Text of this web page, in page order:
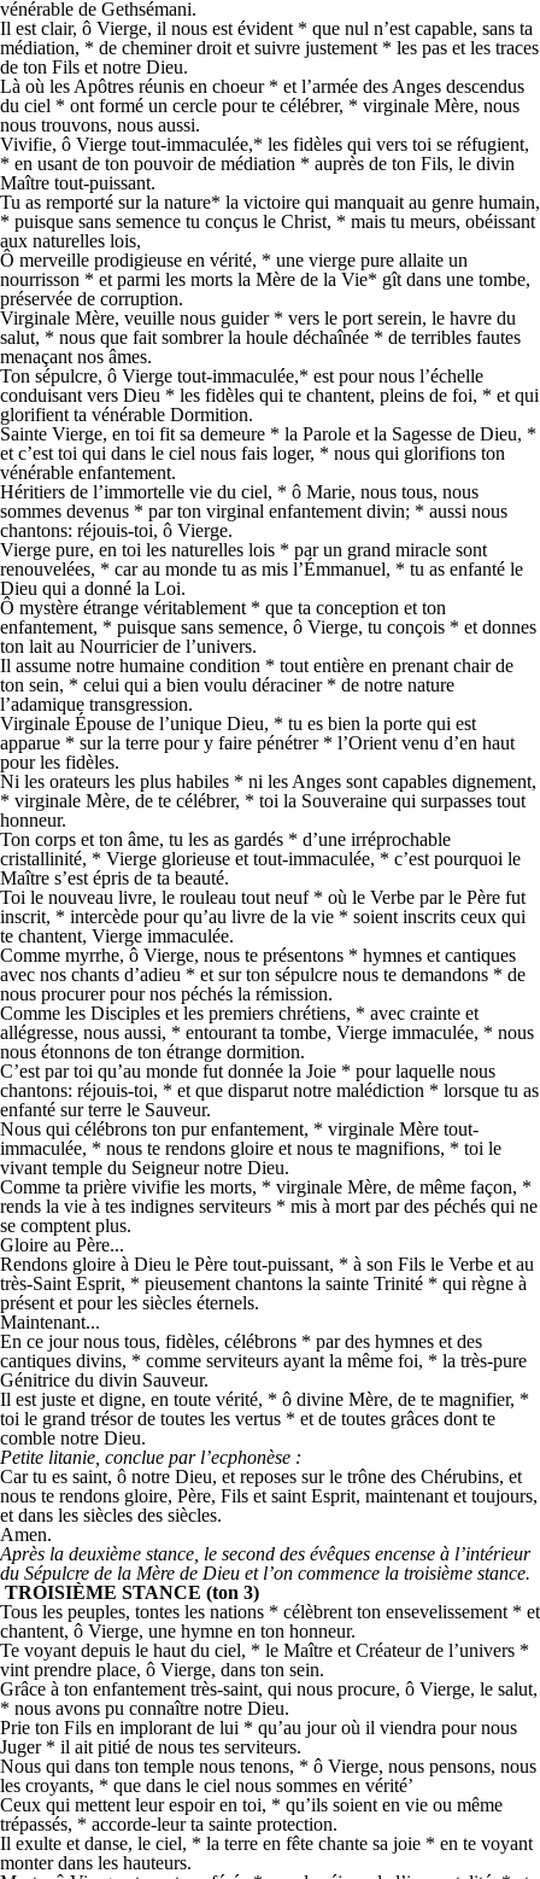
vénérable de Gethsémani.
Il est clair, ô Vierge, il nous est évident * que nul n’est capable, sans ta
médiation, * de cheminer droit et suivre justement * les pas et les traces
de ton Fils et notre Dieu.
Là où les Apôtres réunis en choeur * et l’armée des Anges descendus
du ciel * ont formé un cercle pour te célébrer, * virginale Mère, nous
nous trouvons, nous aussi.
Vivifie, ô Vierge tout-immaculée,* les fidèles qui vers toi se réfugient,
* en usant de ton pouvoir de médiation * auprès de ton Fils, le divin
Maître tout-puissant.
Tu as remporté sur la nature* la victoire qui manquait au genre humain,
* puisque sans semence tu conçus le Christ, * mais tu meurs, obéissant
aux naturelles lois,
Ô merveille prodigieuse en vérité, * une vierge pure allaite un
nourrisson * et parmi les morts la Mère de la Vie* gît dans une tombe,
préservée de corruption.
Virginale Mère, veuille nous guider * vers le port serein, le havre du
salut, * nous que fait sombrer la houle déchaînée * de terribles fautes
menaçant nos âmes.
Ton sépulcre, ô Vierge tout-immaculée,* est pour nous l’échelle
conduisant vers Dieu * les fidèles qui te chantent, pleins de foi, * et qui
glorifient ta vénérable Dormition.
Sainte Vierge, en toi fit sa demeure * la Parole et la Sagesse de Dieu, *
et c’est toi qui dans le ciel nous fais loger, * nous qui glorifions ton
vénérable enfantement.
Héritiers de l’immortelle vie du ciel, * ô Marie, nous tous, nous
sommes devenus * par ton virginal enfantement divin; * aussi nous
chantons: réjouis-toi, ô Vierge.
Vierge pure, en toi les naturelles lois * par un grand miracle sont
renouvelées, * car au monde tu as mis l’Émmanuel, * tu as enfanté le
Dieu qui a donné la Loi.
Ô mystère étrange véritablement * que ta conception et ton
enfantement, * puisque sans semence, ô Vierge, tu conçois * et donnes
ton lait au Nourricier de l’univers.
Il assume notre humaine condition * tout entière en prenant chair de
ton sein, * celui qui a bien voulu déraciner * de notre nature
l’adamique transgression.
Virginale Épouse de l’unique Dieu, * tu es bien la porte qui est
apparue * sur la terre pour y faire pénétrer * l’Orient venu d’en haut
pour les fidèles.
Ni les orateurs les plus habiles * ni les Anges sont capables dignement,
* virginale Mère, de te célébrer, * toi la Souveraine qui surpasses tout
honneur.
Ton corps et ton âme, tu les as gardés * d’une irréprochable
cristallinité, * Vierge glorieuse et tout-immaculée, * c’est pourquoi le
Maître s’est épris de ta beauté.
Toi le nouveau livre, le rouleau tout neuf * où le Verbe par le Père fut
inscrit, * intercède pour qu’au livre de la vie * soient inscrits ceux qui
te chantent, Vierge immaculée.
Comme myrrhe, ô Vierge, nous te présentons * hymnes et cantiques
avec nos chants d’adieu * et sur ton sépulcre nous te demandons * de
nous procurer pour nos péchés la rémission.
Comme les Disciples et les premiers chrétiens, * avec crainte et
allégresse, nous aussi, * entourant ta tombe, Vierge immaculée, * nous
nous étonnons de ton étrange dormition.
C’est par toi qu’au monde fut donnée la Joie * pour laquelle nous
chantons: réjouis-toi, * et que disparut notre malédiction * lorsque tu as
enfanté sur terre le Sauveur.
Nous qui célébrons ton pur enfantement, * virginale Mère tout-
immaculée, * nous te rendons gloire et nous te magnifions, * toi le
vivant temple du Seigneur notre Dieu.
Comme ta prière vivifie les morts, * virginale Mère, de même façon, *
rends la vie à tes indignes serviteurs * mis à mort par des péchés qui ne
se comptent plus.
Gloire au Père...
Rendons gloire à Dieu le Père tout-puissant, * à son Fils le Verbe et au
très-Saint Esprit, * pieusement chantons la sainte Trinité * qui règne à
présent et pour les siècles éternels.
Maintenant...
En ce jour nous tous, fidèles, célébrons * par des hymnes et des
cantiques divins, * comme serviteurs ayant la même foi, * la très-pure
Génitrice du divin Sauveur.
Il est juste et digne, en toute vérité, * ô divine Mère, de te magnifier, *
toi le grand trésor de toutes les vertus * et de toutes grâces dont te
comble notre Dieu.
Petite litanie, conclue par l’ecphonèse :
Car tu es saint, ô notre Dieu, et reposes sur le trône des Chérubins, et
nous te rendons gloire, Père, Fils et saint Esprit, maintenant et toujours,
et dans les siècles des siècles.
Amen.
Après la deuxième stance, le second des évêques encense à l’intérieur
du Sépulcre de la Mère de Dieu et l’on commence la troisième stance.
TROISIÈME STANCE (ton 3)
Tous les peuples, tontes les nations * célèbrent ton ensevelissement * et
chantent, ô Vierge, une hymne en ton honneur.
Te voyant depuis le haut du ciel, * le Maître et Créateur de l’univers *
vint prendre place, ô Vierge, dans ton sein.
Grâce à ton enfantement très-saint, qui nous procure, ô Vierge, le salut,
* nous avons pu connaître notre Dieu.
Prie ton Fils en implorant de lui * qu’au jour où il viendra pour nous
Juger * il ait pitié de nous tes serviteurs.
Nous qui dans ton temple nous tenons, * ô Vierge, nous pensons, nous
les croyants, * que dans le ciel nous sommes en vérité’
Ceux qui mettent leur espoir en toi, * qu’ils soient en vie ou même
trépassés, * accorde-leur ta sainte protection.
Il exulte et danse, le ciel, * la terre en fête chante sa joie * en te voyant
monter dans les hauteurs.